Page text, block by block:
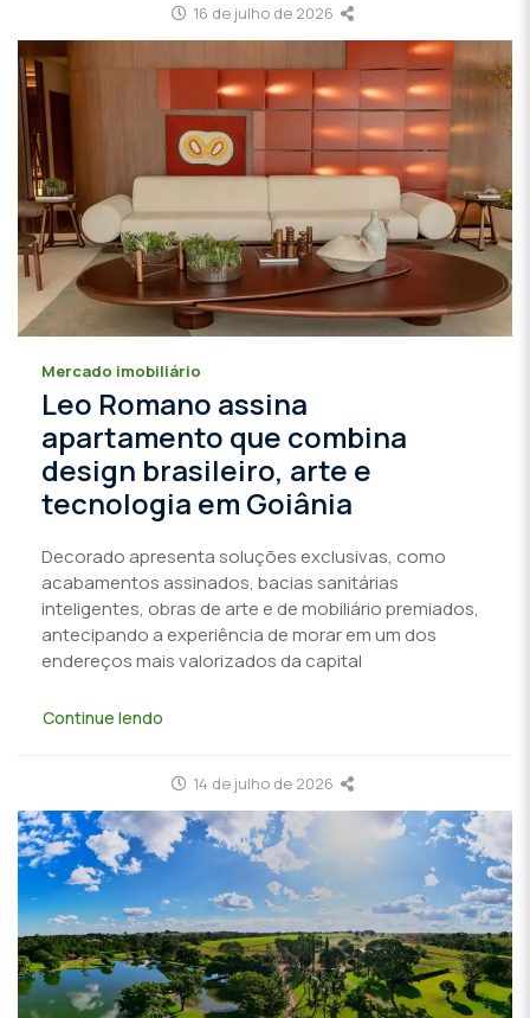
16 de julho de 2026
Mercado imobiliário
Leo Romano assina
apartamento que combina
design brasileiro, arte e
tecnologia em Goiânia
Decorado apresenta soluções exclusivas, como
acabamentos assinados, bacias sanitárias
inteligentes, obras de arte e de mobiliário premiados,
antecipando a experiência de morar em um dos
endereços mais valorizados da capital
Continue lendo
14 de julho de 2026